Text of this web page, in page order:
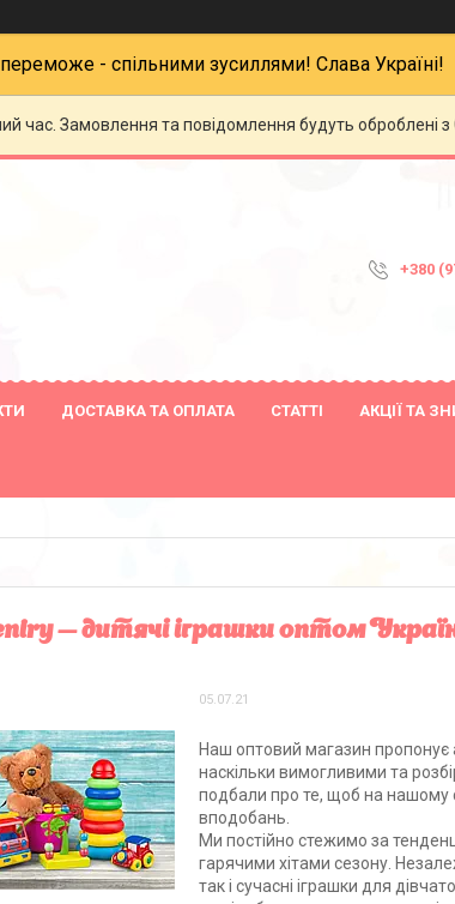
- спільними зусиллями! Слава Україні!
час. Замовлення та повідомлення будуть оброблені
+380
ДОСТАВКА ТА ОПЛАТА СТАТТІ АКЦІЇ ТА
— дитячі іграшки оптом
05.07.21
Наш оптовий магазин пропонує
наскільки вимогливими та
подбали про те, щоб на нашому
вподобань.
Ми постійно стежимо за
гарячими хітами сезону.
так і сучасні іграшки для